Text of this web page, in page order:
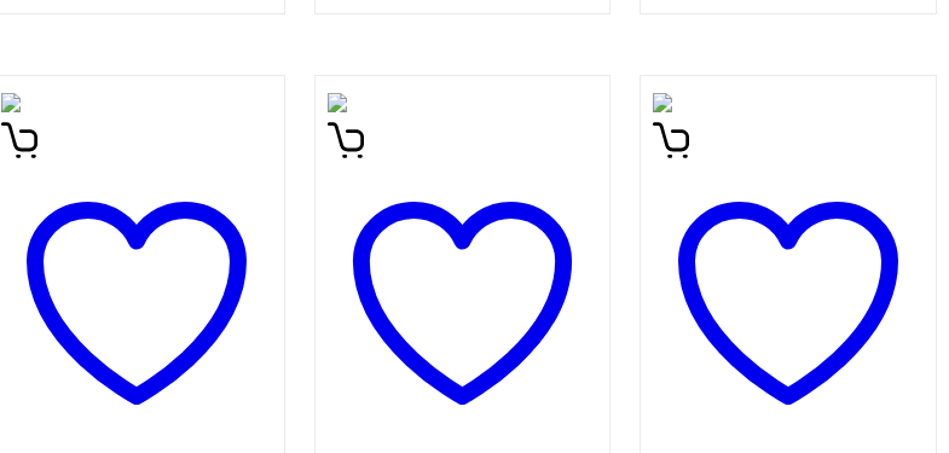
Priročnik iz zbirke
Mladostniki o tem, kako z
svoje šolske razultate ter
uživa tudi na drugih
področjih.
30 osupljivih zanimivosti o
možganih za bistre mlade
minute.
30 največjih domislekov za
bistroumne mlade glave,